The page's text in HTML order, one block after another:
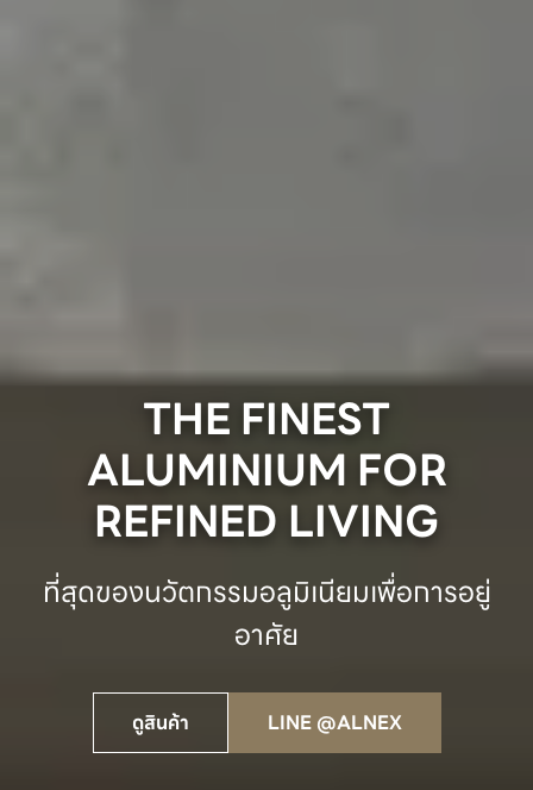
THE FINEST
ALUMINIUM FOR
REFINED LIVING
ที่สุดของนวัตกรรมอลูมิเนียมเพื่อการอยู่
อาศัย
ดูสินค้า LINE @ALNEX